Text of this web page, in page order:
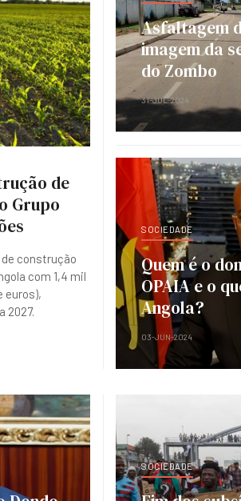
Grupo
construção
com 1,4 mil
euros),
2027.
Asfaltagem
imagem da
do Zombo
31-JUL-2024
SOCIEDADE
Quem é o
OPAIA e o
Angola?
03-JUN-2024
SOCIEDADE